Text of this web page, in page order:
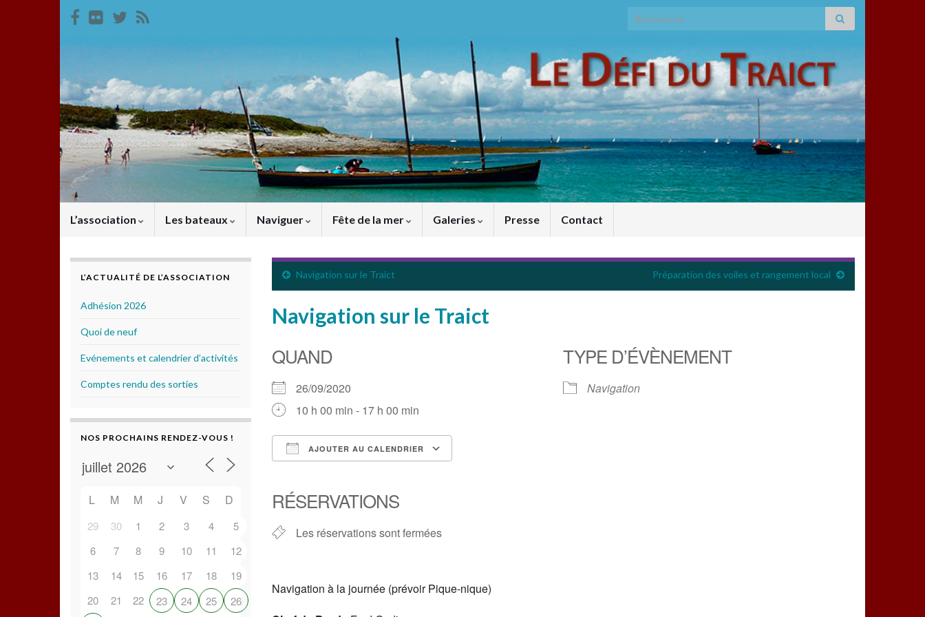
Search for:
L’association Les bateaux Naviguer Fête de la mer Galeries Presse Contact
Navigation sur le Traict Préparation des voiles et rangement local
Navigation sur le Traict
QUAND
26/09/2020
10 h 00 min - 17 h 00 min
AJOUTER AU CALENDRIER
RÉSERVATIONS
Les réservations sont fermées
TYPE D’ÉVÈNEMENT
Navigation
Navigation à la journée (prévoir Pique-nique)
L’ACTUALITÉ DE L’ASSOCIATION
Adhésion 2026
Quoi de neuf
Evénements et calendrier d’activités
Comptes rendu des sorties
NOS PROCHAINS RENDEZ-VOUS !
L M M J V S D
29 30 1 2 3 4
5
6
7 8 9 10 11
12
13
14 15 16 17 18
19
20
21 22 23 24 25
26